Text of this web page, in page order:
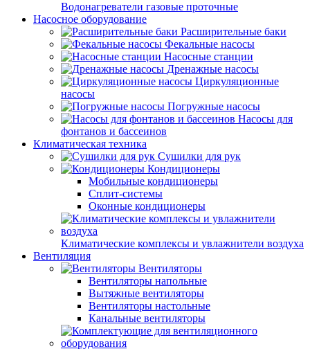
Водонагреватели газовые проточные
Насосное оборудование
Расширительные баки
Фекальные насосы
Насосные станции
Дренажные насосы
Циркуляционные
насосы
Погружные насосы
Насосы для
фонтанов и бассеинов
Климатическая техника
Сушилки для рук
Кондиционеры
Мобильные кондиционеры
Сплит-системы
Оконные кондиционеры
Климатические комплексы и увлажнители воздуха
Вентиляция
Вентиляторы
Вентиляторы напольные
Вытяжные вентиляторы
Вентиляторы настольные
Канальные вентиляторы